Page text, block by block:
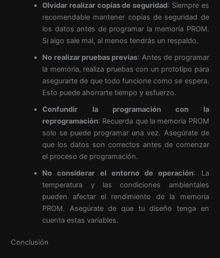
Olvidar realizar copias de seguridad: Siempre es
recomendable mantener copias de seguridad de
los datos antes de programar la memoria PROM.
Si algo sale mal, al menos tendrás un respaldo.
No realizar pruebas previas: Antes de programar
la memoria, realiza pruebas con un prototipo para
asegurarte de que todo funcione como se espera.
Esto puede ahorrarte tiempo y esfuerzo.
Confundir la programación con la
reprogramación: Recuerda que la memoria PROM
solo se puede programar una vez. Asegúrate de
que los datos son correctos antes de comenzar
el proceso de programación.
No considerar el entorno de operación: La
temperatura y las condiciones ambientales
pueden afectar el rendimiento de la memoria
PROM. Asegúrate de que tu diseño tenga en
cuenta estas variables.
Conclusión